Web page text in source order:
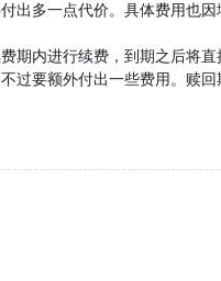
出多一点代价。具体费用也因
内进行续费，到期之后将直
过要额外付出一些费用。赎